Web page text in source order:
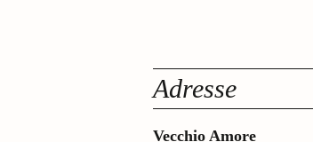
Adresse
Vecchio Amore